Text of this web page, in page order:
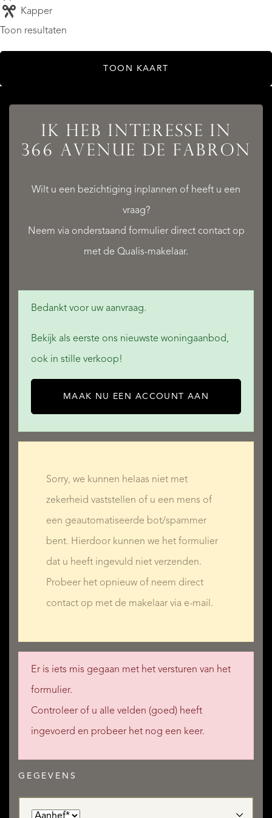
Kapper
Toon resultaten
TOON KAART
IK HEB INTERESSE IN
366 AVENUE DE FABRON
Wilt u een bezichtiging inplannen of heeft u een
vraag?
Neem via onderstaand formulier direct contact op
met de Qualis-makelaar.
Bedankt voor uw aanvraag.
Bekijk als eerste ons nieuwste woningaanbod,
ook in stille verkoop!
MAAK NU EEN ACCOUNT AAN
Sorry, we kunnen helaas niet met
zekerheid vaststellen of u een mens of
een geautomatiseerde bot/spammer
bent. Hierdoor kunnen we het formulier
dat u heeft ingevuld niet verzenden.
Probeer het opnieuw of neem direct
contact op met de makelaar via e-mail.
Er is iets mis gegaan met het versturen van het
formulier.
Controleer of u alle velden (goed) heeft
ingevoerd en probeer het nog een keer.
GEGEVENS